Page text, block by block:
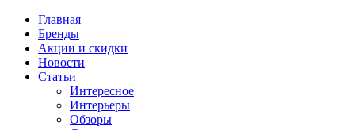
Главная
Бренды
Акции и скидки
Новости
Статьи
Интересное
Интерьеры
Обзоры